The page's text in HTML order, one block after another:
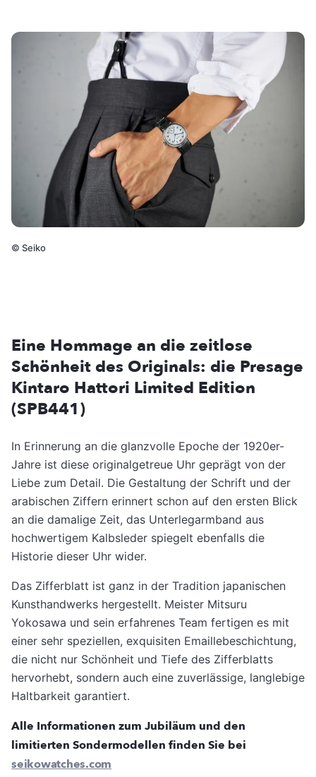
© Seiko
Eine Hommage an die zeitlose
Schönheit des Originals: die Presage
Kintaro Hattori Limited Edition
(SPB441)
In Erinnerung an die glanzvolle Epoche der 1920er-
Jahre ist diese originalgetreue Uhr geprägt von der
Liebe zum Detail. Die Gestaltung der Schrift und der
arabischen Ziffern erinnert schon auf den ersten Blick
an die damalige Zeit, das Unterlegarmband aus
hochwertigem Kalbsleder spiegelt ebenfalls die
Historie dieser Uhr wider.
Das Zifferblatt ist ganz in der Tradition japanischen
Kunsthandwerks hergestellt. Meister Mitsuru
Yokosawa und sein erfahrenes Team fertigen es mit
einer sehr speziellen, exquisiten Emaillebeschichtung,
die nicht nur Schönheit und Tiefe des Zifferblatts
hervorhebt, sondern auch eine zuverlässige, langlebige
Haltbarkeit garantiert.
Alle Informationen zum Jubiläum und den
limitierten Sondermodellen finden Sie bei
seikowatches.com